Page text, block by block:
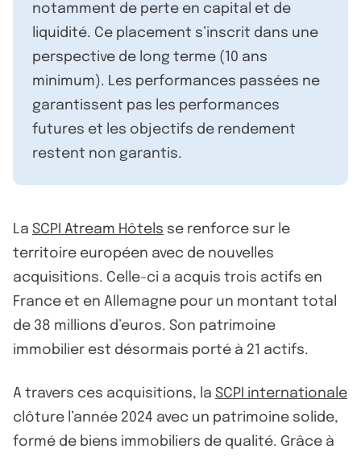
notamment de perte en capital et de
liquidité. Ce placement s’inscrit dans une
perspective de long terme (10 ans
minimum). Les performances passées ne
garantissent pas les performances
futures et les objectifs de rendement
restent non garantis.
La SCPI Atream Hôtels se renforce sur le
territoire européen avec de nouvelles
acquisitions. Celle-ci a acquis trois actifs en
France et en Allemagne pour un montant total
de 38 millions d’euros. Son patrimoine
immobilier est désormais porté à 21 actifs.
A travers ces acquisitions, la SCPI internationale
clôture l’année 2024 avec un patrimoine solide,
formé de biens immobiliers de qualité. Grâce à